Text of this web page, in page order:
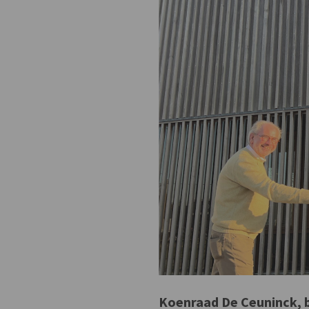
Koenraad De